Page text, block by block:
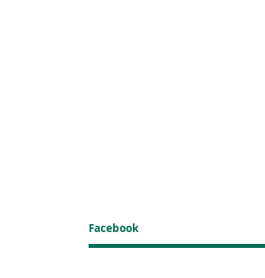
Facebook